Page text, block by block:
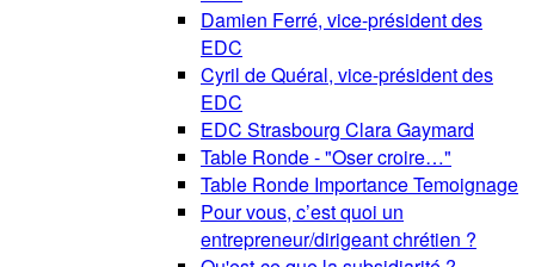
Damien Ferré, vice-président des
EDC
Cyril de Quéral, vice-président des
EDC
EDC Strasbourg Clara Gaymard
Table Ronde - "Oser croire…"
Table Ronde Importance Temoignage
Pour vous, c’est quoi un
entrepreneur/dirigeant chrétien ?